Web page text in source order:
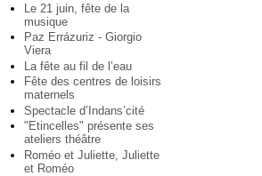
Le 21 juin, fête de la
musique
Paz Errázuriz - Giorgio
Viera
La fête au fil de l’eau
Fête des centres de loisirs
maternels
Spectacle d’Indans’cité
"Etincelles" présente ses
ateliers théâtre
Roméo et Juliette, Juliette
et Roméo